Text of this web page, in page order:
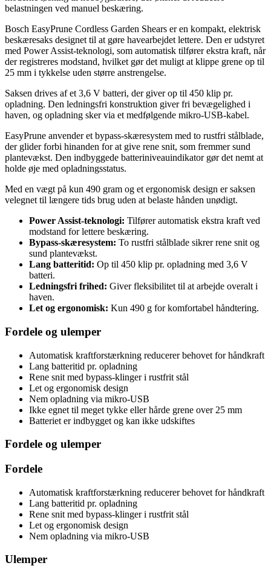
belastningen ved manuel beskæring.
Bosch EasyPrune Cordless Garden Shears er en kompakt, elektrisk
beskæresaks designet til at gøre havearbejdet lettere. Den er udstyret
med Power Assist-teknologi, som automatisk tilfører ekstra kraft, når
der registreres modstand, hvilket gør det muligt at klippe grene op til
25 mm i tykkelse uden større anstrengelse.
Saksen drives af et 3,6 V batteri, der giver op til 450 klip pr.
opladning. Den ledningsfri konstruktion giver fri bevægelighed i
haven, og opladning sker via et medfølgende mikro-USB-kabel.
EasyPrune anvender et bypass-skæresystem med to rustfri stålblade,
der glider forbi hinanden for at give rene snit, som fremmer sund
plantevækst. Den indbyggede batteriniveauindikator gør det nemt at
holde øje med opladningsstatus.
Med en vægt på kun 490 gram og et ergonomisk design er saksen
velegnet til længere tids brug uden at belaste hånden unødigt.
Power Assist-teknologi: Tilfører automatisk ekstra kraft ved
modstand for lettere beskæring.
Bypass-skæresystem: To rustfri stålblade sikrer rene snit og
sund plantevækst.
Lang batteritid: Op til 450 klip pr. opladning med 3,6 V
batteri.
Ledningsfri frihed: Giver fleksibilitet til at arbejde overalt i
haven.
Let og ergonomisk: Kun 490 g for komfortabel håndtering.
Fordele og ulemper
Automatisk kraftforstærkning reducerer behovet for håndkraft
Lang batteritid pr. opladning
Rene snit med bypass-klinger i rustfrit stål
Let og ergonomisk design
Nem opladning via mikro-USB
Ikke egnet til meget tykke eller hårde grene over 25 mm
Batteriet er indbygget og kan ikke udskiftes
Fordele og ulemper
Fordele
Automatisk kraftforstærkning reducerer behovet for håndkraft
Lang batteritid pr. opladning
Rene snit med bypass-klinger i rustfrit stål
Let og ergonomisk design
Nem opladning via mikro-USB
Ulemper